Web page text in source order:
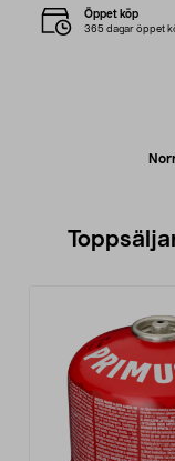
Öppet köp
365 dagar öppet